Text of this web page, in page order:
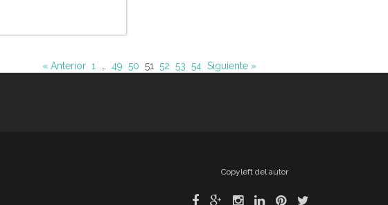
« Anterior 1 … 49 50 51 52 53 54 Siguiente »
Copyleft del autor